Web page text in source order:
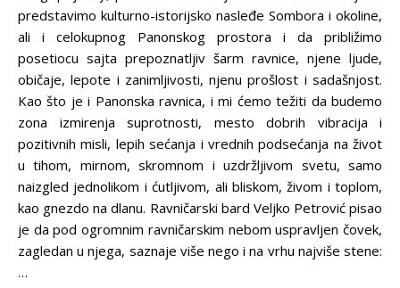
predstavimo kulturno-istorijsko nasleđe Sombora i okoline,
ali i celokupnog Panonskog prostora i da približimo
posetiocu sajta prepoznatljiv šarm ravnice, njene ljude,
običaje, lepote i zanimljivosti, njenu prošlost i sadašnjost.
Kao što je i Panonska ravnica, i mi ćemo težiti da budemo
zona izmirenja suprotnosti, mesto dobrih vibracija i
pozitivnih misli, lepih sećanja i vrednih podsećanja na život
u tihom, mirnom, skromnom i uzdržljivom svetu, samo
naizgled jednolikom i ćutljivom, ali bliskom, živom i toplom,
kao gnezdo na dlanu. Ravničarski bard Veljko Petrović pisao
je da pod ogromnim ravničarskim nebom uspravljen čovek,
zagledan u njega, saznaje više nego i na vrhu najviše stene:
…